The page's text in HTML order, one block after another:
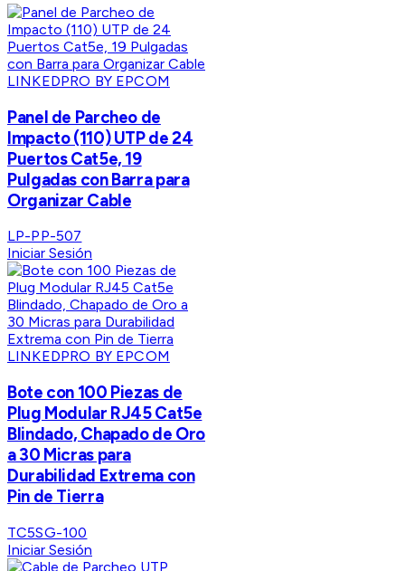
LINKEDPRO BY EPCOM
Panel de Parcheo de
Impacto (110) UTP de 24
Puertos Cat5e, 19
Pulgadas con Barra para
Organizar Cable
LP-PP-507
Iniciar Sesión
LINKEDPRO BY EPCOM
Bote con 100 Piezas de
Plug Modular RJ45 Cat5e
Blindado, Chapado de Oro
a 30 Micras para
Durabilidad Extrema con
Pin de Tierra
TC5SG-100
Iniciar Sesión